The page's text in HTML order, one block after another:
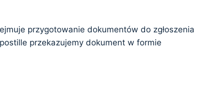
przygotowanie dokumentów do zgłoszenia
przekazujemy dokument w formie